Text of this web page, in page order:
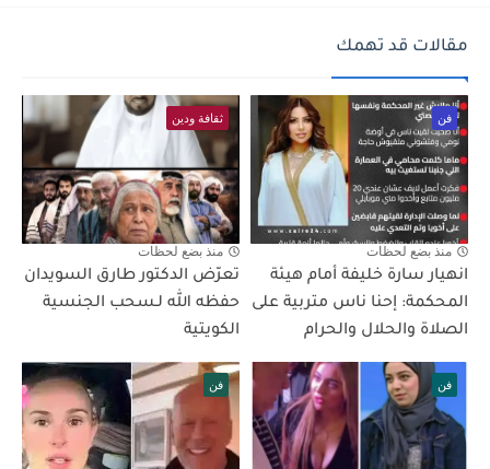
مقالات قد تهمك
فن
منذ بضع لحظات
انهيار سارة خليفة أمام هيئة
المحكمة: إحنا ناس متربية على
الصلاة والحلال والحرام
ثقافة ودين
منذ بضع لحظات
تعرّض الدكتور طارق السويدان
حفظه الله لـسحب الجنسية
الكويتية
فن فن